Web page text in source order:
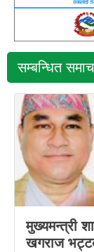
सम्बन्धित
मुख्यमन्त्री
खगराज